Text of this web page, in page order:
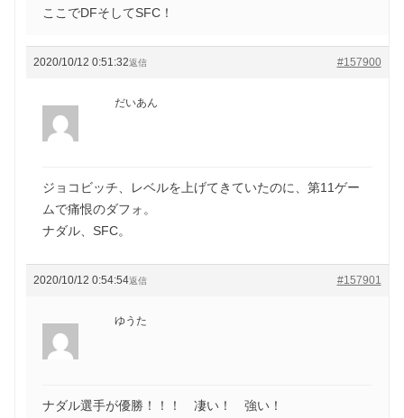
ここでDFそしてSFC！
2020/10/12 0:51:32 #157900
返信
だいあん
ジョコビッチ、レベルを上げてきていたのに、第11ゲー
ムで痛恨のダフォ。
ナダル、SFC。
2020/10/12 0:54:54 #157901
返信
ゆうた
ナダル選手が優勝！！！ 凄い！ 強い！